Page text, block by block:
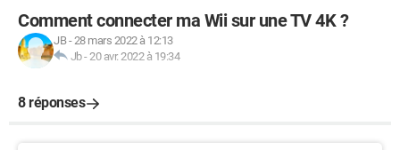
Comment connecter ma Wii sur une TV 4K ?
JB-28 mars 2022 à 12:13
Jb-20 avr. 2022 à 19:34
8 réponses